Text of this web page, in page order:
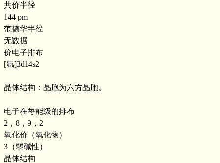
共价半径
144 pm
范德华半径
无数据
价电子排布
[氩]3d14s2
晶体结构：晶胞为六方晶胞。
电子在每能级的排布
2，8，9，2
氧化价（氧化物）
3（弱碱性）
晶体结构